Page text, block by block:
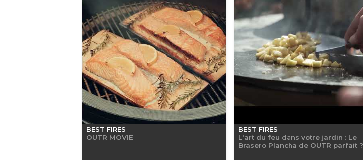
BEST FIRES
OUTR MOVIE
BEST FIRES
L'art du feu dans votre jardin : Le
Brasero Plancha de OUTR parfait ?